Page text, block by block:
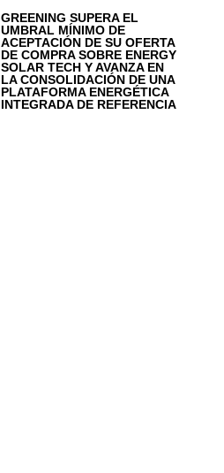
GREENING SUPERA EL
UMBRAL MÍNIMO DE
ACEPTACIÓN DE SU OFERTA
DE COMPRA SOBRE ENERGY
SOLAR TECH Y AVANZA EN
LA CONSOLIDACIÓN DE UNA
PLATAFORMA ENERGÉTICA
INTEGRADA DE REFERENCIA